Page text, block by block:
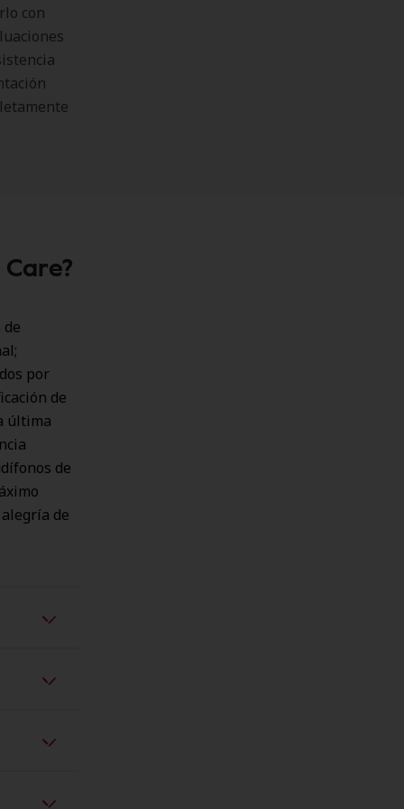
con
por
de
última
de
de